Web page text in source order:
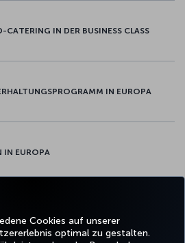
Cookies auf unserer
optimal zu gestalten.
CATERING IN DER BUSINESS CLASS
IN EUROPA
IN EUROPA
YouTubeLinkedIn
TikTokBlog